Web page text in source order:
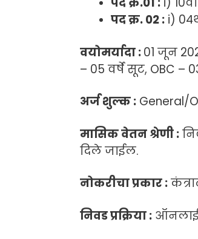
पद क्र. 02 : i)
वयोमर्यादा :01 जून
– 05 वर्षे सूट, OBC –
अर्ज शुल्क : General/
मासिक वेतन श्रेणी :
दिले जाईल.
नोकरीचा प्रकार :
निवड प्रक्रिया :